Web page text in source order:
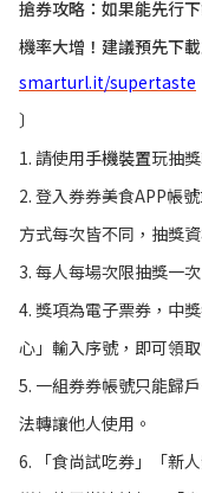
搶券攻略：如果能先行
機率大增！建議預先下
smarturl.it/supertaste
〕
1. 請使用手機裝置玩抽
2. 登入券券美食APP帳
方式每次皆不同，抽獎
3. 每人每場次限抽獎一次
4. 獎項為電子票券，中
心」輸入序號，即可領
5. 一組券券帳號只能歸
法轉讓他人使用。
6. 「食尚試吃券」「新